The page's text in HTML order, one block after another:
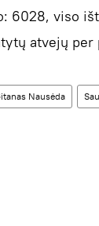
6028, viso
atvejų per
Nausėda